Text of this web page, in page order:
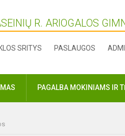
R. ARIOGALOS
SRITYS PASLAUGOS
PAGALBA MOKINIAMS IR